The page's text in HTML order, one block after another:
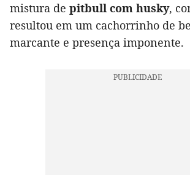
mistura de pitbull com husky,
resultou em um cachorrinho de
marcante e presença imponente.